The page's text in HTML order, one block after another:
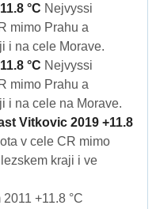
°C Nejvyssi
mimo Prahu a
i na cele Morave.
°C Nejvyssi
mimo Prahu a
i na cele na Morave.
Vitkovic 2019 +11.8
v cele CR mimo
kraji i ve
+11.8 °C